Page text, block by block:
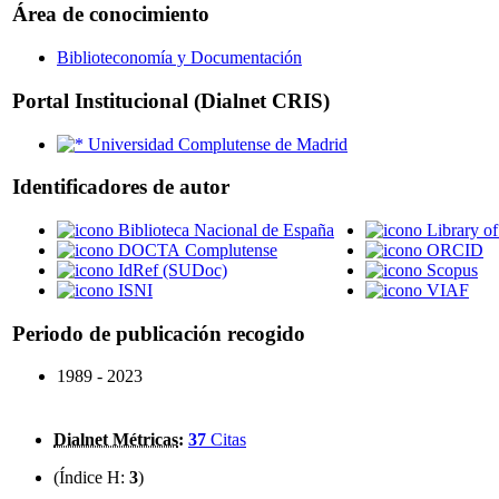
Área de conocimiento
Biblioteconomía y Documentación
Portal Institucional (Dialnet CRIS)
Universidad Complutense de Madrid
Identificadores de autor
Biblioteca Nacional de España
DOCTA Complutense
IdRef (SUDoc)
ISNI
Library of
ORCID
Scopus
VIAF
Periodo de publicación recogido
1989 - 2023
Dialnet Métricas: 37 Citas
(Índice H: 3)